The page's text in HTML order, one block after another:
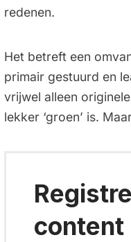
redenen.
Het betreft een
primair gestuurd en
vrijwel alleen
lekker ‘groen’ is.
content